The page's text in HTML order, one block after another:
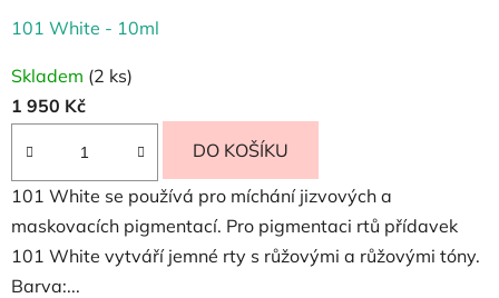
101 White - 10ml
Skladem (2 ks)
1 950 Kč
DO KOŠÍKU
101 White se používá pro míchání jizvových a
maskovacích pigmentací. Pro pigmentaci rtů přídavek
101 White vytváří jemné rty s růžovými a růžovými tóny.
Barva:...